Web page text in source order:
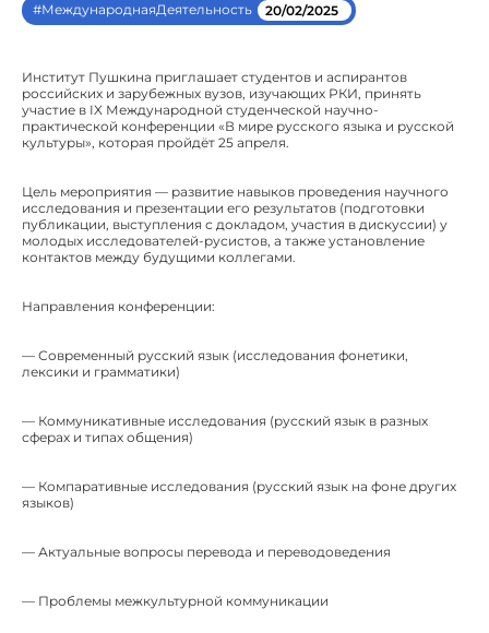
#МеждународнаяДеятельность 20/02/2025
Институт Пушкина приглашает студентов и аспирантов
российских и зарубежных вузов, изучающих РКИ, принять
участие в IX Международной студенческой научно-
практической конференции «В мире русского языка и русской
культуры», которая пройдёт 25 апреля.
Цель мероприятия — развитие навыков проведения научного
исследования и презентации его результатов (подготовки
публикации, выступления с докладом, участия в дискуссии) у
молодых исследователей-русистов, а также установление
контактов между будущими коллегами.
Направления конференции:
— Современный русский язык (исследования фонетики,
лексики и грамматики)
— Коммуникативные исследования (русский язык в разных
сферах и типах общения)
— Компаративные исследования (русский язык на фоне других
языков)
— Актуальные вопросы перевода и переводоведения
— Проблемы межкультурной коммуникации